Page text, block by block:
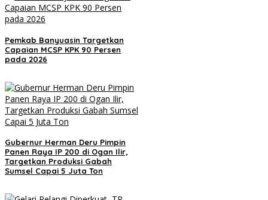
Pemkab Banyuasin Targetkan
Capaian MCSP KPK 90 Persen
pada 2026
Gubernur Herman Deru Pimpin
Panen Raya IP 200 di Ogan Ilir,
Targetkan Produksi Gabah
Sumsel Capai 5 Juta Ton